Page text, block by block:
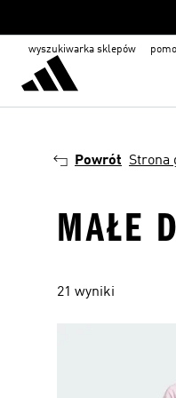
wyszukiwarka sklepów
Powrót Strona
MAŁE
21 wyniki